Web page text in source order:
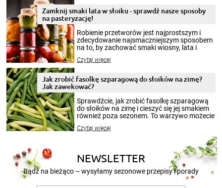
Zamknij smaki lata w słoiku - sprawdź nasze sposoby
na pasteryzację!
Robienie przetworów jest najprostszym i
zdecydowanie najsmaczniejszym sposobem
na to, by zachować smaki wiosny, lata i
krajobrazów, by cieszyć nimi oko w sezonie
pełni poczuć atmosferę cieplejszych
miesięcy. Przygotowanie słoików ze
patenty, które pozwolą zachować świeżość
przetworów.
Czytaj więcej
Jak zrobić fasolkę szparagową do słoików na zimę?
Jak zawekować?
Sprawdźcie, jak zrobić fasolkę szparagową
do słoików na zimę i cieszyć się jej smakiem
również poza sezonem. To warzywo możecie
nasze propozycje!
Czytaj więcej
NEWSLETTER
Bądź na bieżąco – wysyłamy sezonowe przepisy i porady